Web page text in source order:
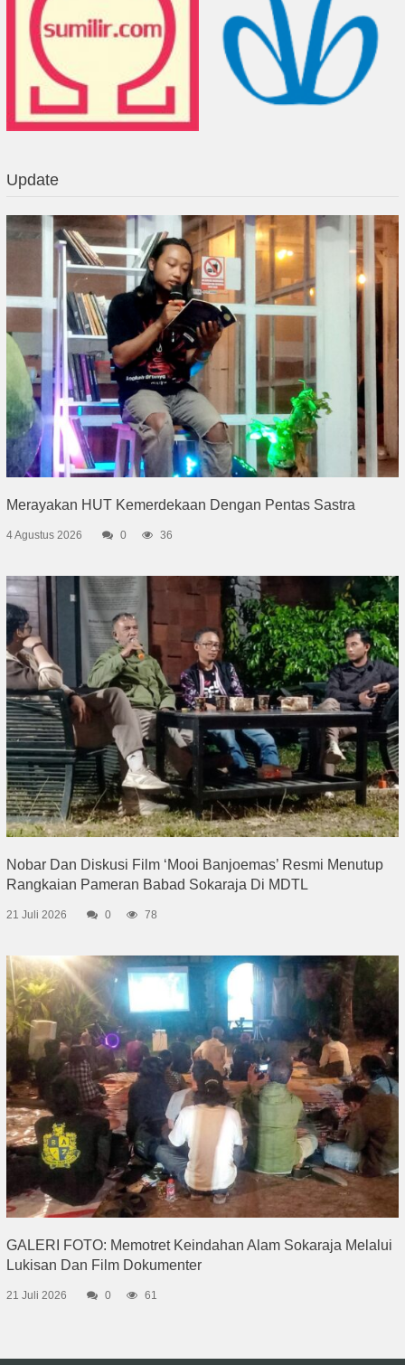
Update
Merayakan HUT Kemerdekaan Dengan Pentas Sastra
4 Agustus 2026 0 36
Nobar Dan Diskusi Film ‘Mooi Banjoemas’ Resmi Menutup
Rangkaian Pameran Babad Sokaraja Di MDTL
21 Juli 2026 0 78
GALERI FOTO: Memotret Keindahan Alam Sokaraja Melalui
Lukisan Dan Film Dokumenter
21 Juli 2026 0 61